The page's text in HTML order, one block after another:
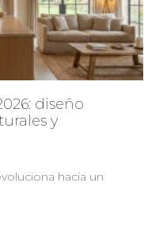
diseño
y
hacia un